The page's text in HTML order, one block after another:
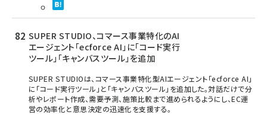
SUPER STUDIO、コマース事業特化のAI
エージェント「ecforce AI」に「コード実行
ツール」「キャンバスツール」を追加
SUPER STUDIOは、コマース事業特化型AIエージェント「ecforce AI」
に「コード実行ツール」と「キャンバスツール」を追加した。対話だけで分
析やレポート作成、需要予測、施策比較まで進められるようにし、EC運
営の効率化と意思決定の迅速化を支援する。